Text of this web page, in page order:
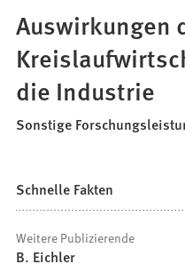
Bewerbung
Auswirkungen
die Industrie
Sonstige
Schnelle Fakten
Weitere Publizierende
B. Eichler